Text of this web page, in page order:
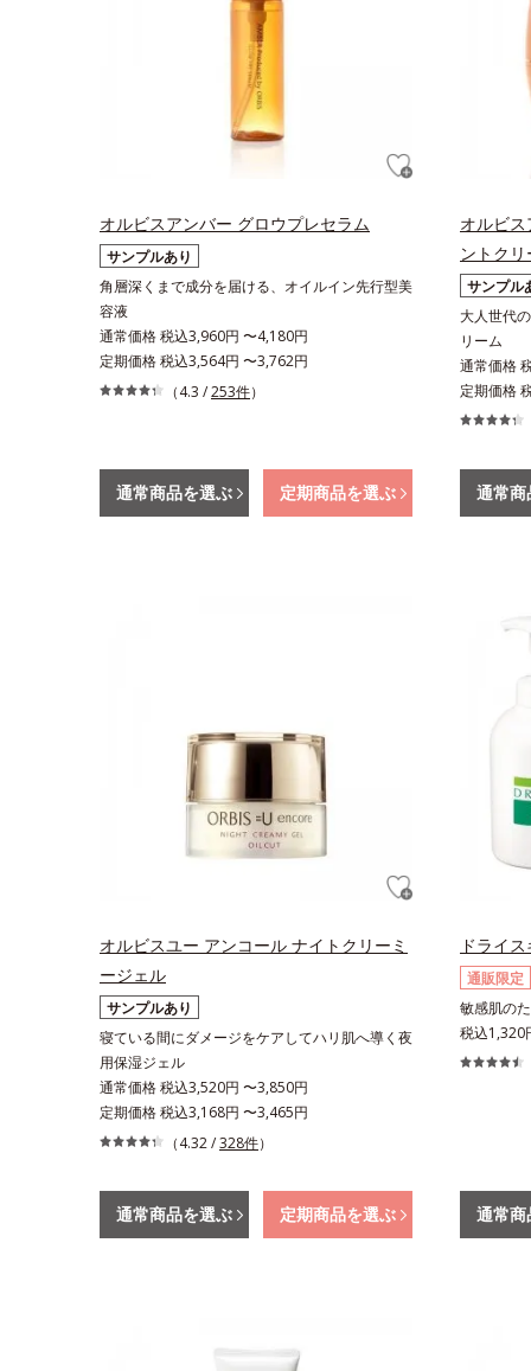
オルビスアンバー グロウプレセラム
サンプルあり
角層深くまで成分を届ける、オイルイン先行型美
容液
通常価格 税込3,960円 〜4,180円
定期価格 税込3,564円 〜3,762円
（4.3 /253件）
通常商品を選ぶ 定期商品を選ぶ
オルビ
ントク
サンプル
大人世代
リーム
通常価格
定期価格
通常商
オルビスユー アンコール ナイトクリーミ
ージェル
サンプルあり
寝ている間にダメージをケアしてハリ肌へ導く夜
用保湿ジェル
通常価格 税込3,520円 〜3,850円
定期価格 税込3,168円 〜3,465円
（4.32 /328件）
通常商品を選ぶ 定期商品を選ぶ
ドライ
通販限定
敏感肌の
税込1,320
通常商